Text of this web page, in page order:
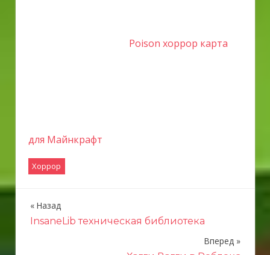
Poison хоррор карта
для Майнкрафт
Хоррор
ННазад
InsaneLib техническая библиотека
Вперед